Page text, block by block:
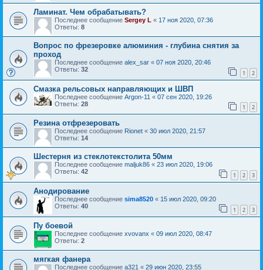
Ламинат. Чем обрабатывать?
Последнее сообщение Sergey L « 17 ноя 2020, 07:36
Ответы: 8
Вопрос по фрезеровке алюминия - глубина снятия за
проход
Последнее сообщение alex_sar « 07 ноя 2020, 20:46
Ответы: 32 1 2
Смазка рельсовых направляющих и ШВП
Последнее сообщение Argon-11 « 07 сен 2020, 19:26
Ответы: 28 1 2
Резина отфрезеровать
Последнее сообщение Rionet « 30 июл 2020, 21:57
Ответы: 14
Шестерня из стеклотекстолита 50мм
Последнее сообщение maljuk86 « 23 июл 2020, 19:06
Ответы: 42 1 2 3
Анодирование
Последнее сообщение sima8520 « 15 июл 2020, 09:20
Ответы: 40 1 2 3
Пу боевой
Последнее сообщение xvovanx « 09 июл 2020, 08:47
Ответы: 2
мягкая фанера
Последнее сообщение a321 « 29 июн 2020, 23:55